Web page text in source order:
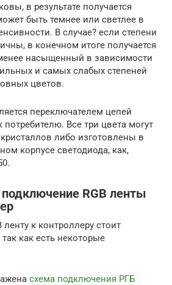
в результате получается
быть темнее или светлее в
В случае? если степени
в конечном итоге получается
насыщенный в зависимости
и самых слабых степеней
цветов.
переключателем цепей
потребителю. Все три цвета могут
либо изготовлены в
корпусе светодиода, как,
RGB ленты
к контроллеру стоит
как есть некоторые
схема подключения РГБ